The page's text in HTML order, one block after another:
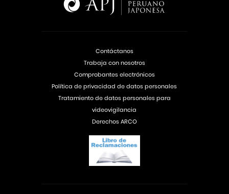
Contáctanos
Trabaja con nosotros
Comprobantes electrónicos
Política de privacidad de datos personales
Tratamiento de datos personales para
videovigilancia
Derechos ARCO